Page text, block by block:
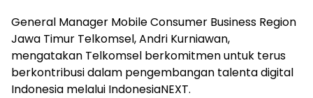
General Manager Mobile Consumer Business Region
Jawa Timur Telkomsel, Andri Kurniawan,
mengatakan Telkomsel berkomitmen untuk terus
berkontribusi dalam pengembangan talenta digital
Indonesia melalui IndonesiaNEXT.